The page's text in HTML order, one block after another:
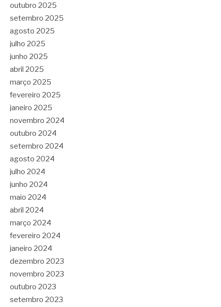
outubro 2025
setembro 2025
agosto 2025
julho 2025
junho 2025
abril 2025
março 2025
fevereiro 2025
janeiro 2025
novembro 2024
outubro 2024
setembro 2024
agosto 2024
julho 2024
junho 2024
maio 2024
abril 2024
março 2024
fevereiro 2024
janeiro 2024
dezembro 2023
novembro 2023
outubro 2023
setembro 2023